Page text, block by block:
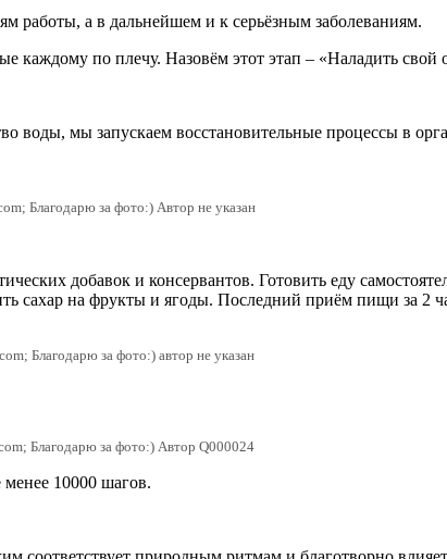
работы, а в дальнейшем и к серьёзным заболеваниям.
каждому по плечу. Назовём этот этап – «Наладить свой
воды, мы запускаем восстановительные процессы в
Благодарю за фото:) Автор не указан
добавок и консервантов. Готовить еду
сахар на фрукты и ягоды. Последний приём пищи за 2
Благодарю за фото:) автор не указан
Благодарю за фото:) Автор Q000024
10000 шагов.